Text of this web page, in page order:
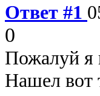
Ответ #1
0
Пожалуй я
Нашел вот